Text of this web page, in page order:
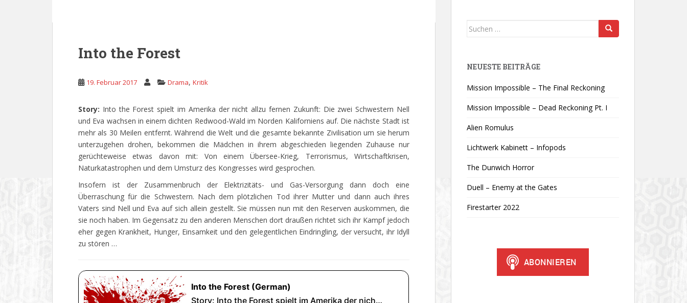
Into the Forest
19. Februar 2017 Drama, Kritik
Story: Into the Forest spielt im Amerika der nicht allzu fernen Zukunft: Die zwei Schwestern Nell
und Eva wachsen in einem dichten Redwood-Wald im Norden Kaliforniens auf. Die nächste Stadt ist
mehr als 30 Meilen entfernt. Während die Welt und die gesamte bekannte Zivilisation um sie herum
unterzugehen drohen, bekommen die Mädchen in ihrem abgeschieden liegenden Zuhause nur
gerüchteweise etwas davon mit: Von einem Übersee-Krieg, Terrorismus, Wirtschaftkrisen,
Naturkatastrophen und dem Umsturz des Kongresses wird gesprochen.
Insofern ist der Zusammenbruch der Elektrizitäts- und Gas-Versorgung dann doch eine
Überraschung für die Schwestern. Nach dem plötzlichen Tod ihrer Mutter und dann auch ihres
Vaters sind Nell und Eva auf sich allein gestellt. Sie müssen nun mit den Reserven auskommen, die
sie noch haben. Im Gegensatz zu den anderen Menschen dort draußen richtet sich ihr Kampf jedoch
eher gegen Krankheit, Hunger, Einsamkeit und den gelegentlichen Eindringling, der versucht, ihr Idyll
zu stören …
Suchen
NEUESTE BEITRÄGE
Mission Impossible – The Final Reckoning
Mission Impossible – Dead Reckoning Pt. I
Alien Romulus
Lichtwerk Kabinett – Infopods
The Dunwich Horror
Duell – Enemy at the Gates
Firestarter 2022